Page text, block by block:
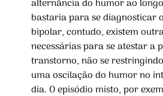
alternância do humor ao
bastaria para se diagnosticar
bipolar, contudo, existem
necessárias para se atestar a
transtorno, não se
uma oscilação do humor no
dia. O episódio misto, por